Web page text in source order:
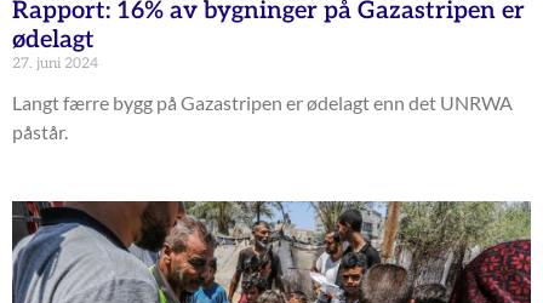
Rapport: 16% av bygninger på Gazastripen er
ødelagt
27. juni 2024
Langt færre bygg på Gazastripen er ødelagt enn det UNRWA
påstår.